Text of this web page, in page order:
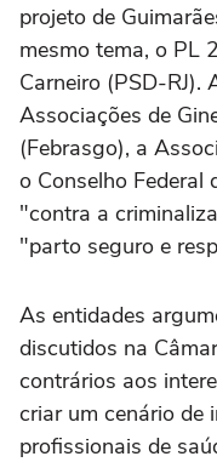
projeto de
mesmo tema, o PL
Carneiro (PSD-RJ).
Associações de
(Febrasgo), a
o Conselho Federal
"contra a
"parto seguro e
As entidades
discutidos na
contrários aos
criar um cenário de
profissionais de